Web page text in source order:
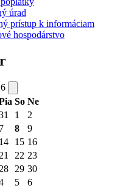
úrad
prístup k informáciam
hospodárstvo
So Ne
1
2
7 8
9
14 15 16
21 22 23
28 29 30
5 6